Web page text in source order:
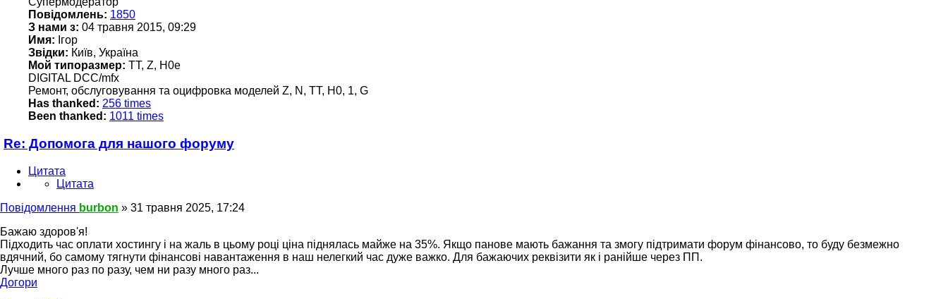
Повідомлень: 1850
З нами з: 04 травня 2015, 09:29
Имя: Ігор
Звідки: Київ, Україна
Мой типоразмер: TT, Z, H0e
DIGITAL DCC/mfx
Ремонт, обслуговування та оцифровка моделей Z, N, TT, H0, 1, G
Has thanked: 256 times
Been thanked: 1011 times
Re: Допомога для нашого форуму
Цитата
Цитата
Повідомлення burbon » 31 травня 2025, 17:24
Бажаю здоров'я!
Підходить час оплати хостингу і на жаль в цьому році ціна піднялась майже на 35%. Якщо панове мають бажання та змогу підтримати форум фінансово, то буду безмежно
вдячний, бо самому тягнути фінансові навантаження в наш нелегкий час дуже важко. Для бажаючих реквізити як і ранійше через ПП.
Лучше много раз по разу, чем ни разу много раз...
Догори